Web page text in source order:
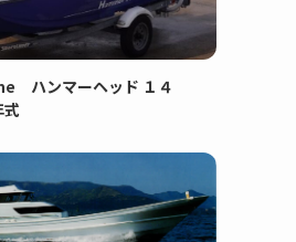
ハンマーヘッド １４